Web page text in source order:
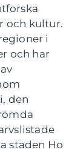
och kultur.
i
och har
den
staden Ho